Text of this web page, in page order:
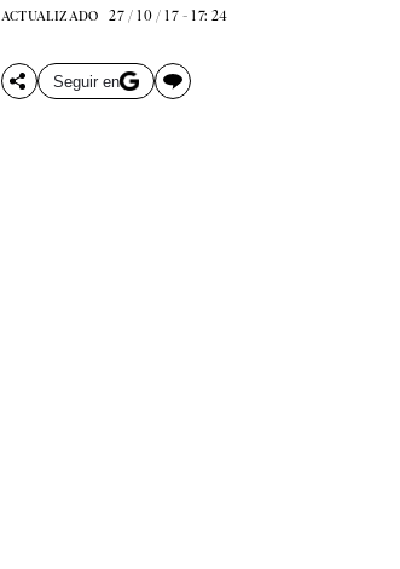
ACTUALIZADO 27 / 10 / 17 - 17: 24
Seguir en